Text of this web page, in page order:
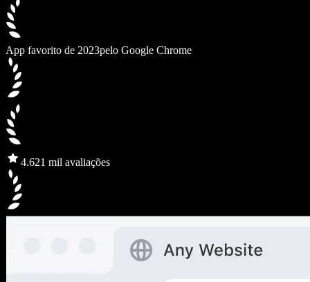
App favorito de 2023pelo Google Chrome
4.621 mil avaliações